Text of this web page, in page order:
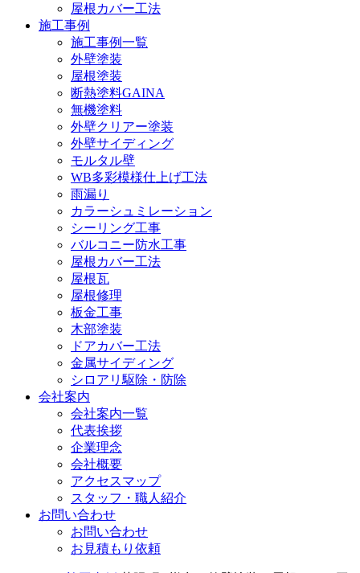
屋根カバー工法
施工事例
施工事例一覧
外壁塗装
屋根塗装
断熱塗料GAINA
無機塗料
外壁クリアー塗装
外壁サイディング
モルタル壁
WB多彩模様仕上げ工法
雨漏り
カラーシュミレーション
シーリング工事
バルコニー防水工事
屋根カバー工法
屋根瓦
屋根修理
板金工事
木部塗装
ドアカバー工法
金属サイディング
シロアリ駆除・防除
会社案内
会社案内一覧
代表挨拶
企業理念
会社概要
アクセスマップ
スタッフ・職人紹介
お問い合わせ
お問い合わせ
お見積もり依頼